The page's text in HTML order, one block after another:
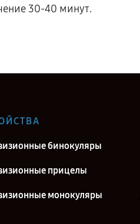
30-40 минут.
бинокуляры
прицелы
монокуляры